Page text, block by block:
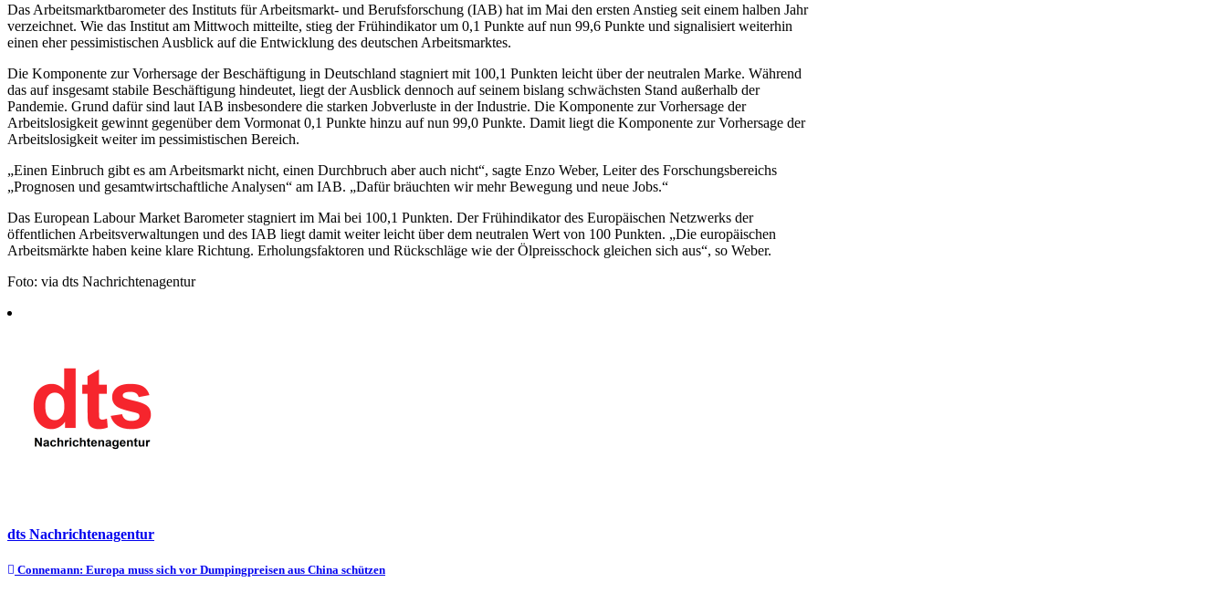
Das Arbeitsmarktbarometer des Instituts für Arbeitsmarkt- und Berufsforschung (IAB) hat im Mai den ersten Anstieg seit einem halben Jahr
verzeichnet. Wie das Institut am Mittwoch mitteilte, stieg der Frühindikator um 0,1 Punkte auf nun 99,6 Punkte und signalisiert weiterhin
einen eher pessimistischen Ausblick auf die Entwicklung des deutschen Arbeitsmarktes.
Die Komponente zur Vorhersage der Beschäftigung in Deutschland stagniert mit 100,1 Punkten leicht über der neutralen Marke. Während
das auf insgesamt stabile Beschäftigung hindeutet, liegt der Ausblick dennoch auf seinem bislang schwächsten Stand außerhalb der
Pandemie. Grund dafür sind laut IAB insbesondere die starken Jobverluste in der Industrie. Die Komponente zur Vorhersage der
Arbeitslosigkeit gewinnt gegenüber dem Vormonat 0,1 Punkte hinzu auf nun 99,0 Punkte. Damit liegt die Komponente zur Vorhersage der
Arbeitslosigkeit weiter im pessimistischen Bereich.
„Einen Einbruch gibt es am Arbeitsmarkt nicht, einen Durchbruch aber auch nicht“, sagte Enzo Weber, Leiter des Forschungsbereichs
„Prognosen und gesamtwirtschaftliche Analysen“ am IAB. „Dafür bräuchten wir mehr Bewegung und neue Jobs.“
Das European Labour Market Barometer stagniert im Mai bei 100,1 Punkten. Der Frühindikator des Europäischen Netzwerks der
öffentlichen Arbeitsverwaltungen und des IAB liegt damit weiter leicht über dem neutralen Wert von 100 Punkten. „Die europäischen
Arbeitsmärkte haben keine klare Richtung. Erholungsfaktoren und Rückschläge wie der Ölpreisschock gleichen sich aus“, so Weber.
Foto: via dts Nachrichtenagentur
dts Nachrichtenagentur
Beitragsnavigation
Connemann: Europa muss sich vor Dumpingpreisen aus China schützen